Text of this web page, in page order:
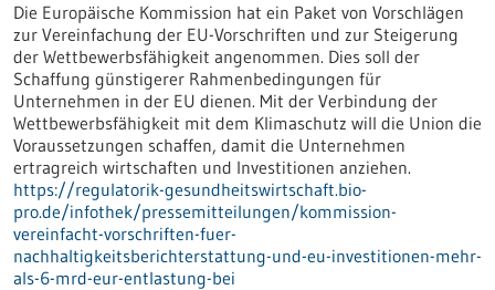
Die Europäische Kommission hat ein Paket von Vorschlägen
zur Vereinfachung der EU-Vorschriften und zur Steigerung
der Wettbewerbsfähigkeit angenommen. Dies soll der
Schaffung günstigerer Rahmenbedingungen für
Unternehmen in der EU dienen. Mit der Verbindung der
Wettbewerbsfähigkeit mit dem Klimaschutz will die Union die
Voraussetzungen schaffen, damit die Unternehmen
ertragreich wirtschaften und Investitionen anziehen.
https://regulatorik-gesundheitswirtschaft.bio-
pro.de/infothek/pressemitteilungen/kommission-
vereinfacht-vorschriften-fuer-
nachhaltigkeitsberichterstattung-und-eu-investitionen-mehr-
als-6-mrd-eur-entlastung-bei